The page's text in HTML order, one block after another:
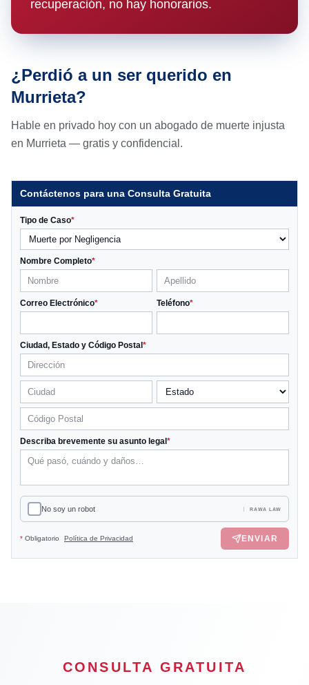
recuperación, no hay honorarios.
¿Perdió a un ser querido en
Murrieta?
Hable en privado hoy con un abogado de muerte injusta
en Murrieta — gratis y confidencial.
Contáctenos para una Consulta Gratuita
Tipo de Caso*
Nombre Completo*
Correo Electrónico* Teléfono*
Ciudad, Estado y Código Postal *
Describa brevemente su asunto legal *
No soy un robot RAWA LAW
* Obligatorio Política de Privacidad ENVIAR
CONSULTA GRATUITA